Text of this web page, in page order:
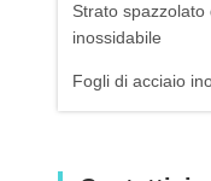
Strato spazzolato
inossidabile
Fogli di acciaio